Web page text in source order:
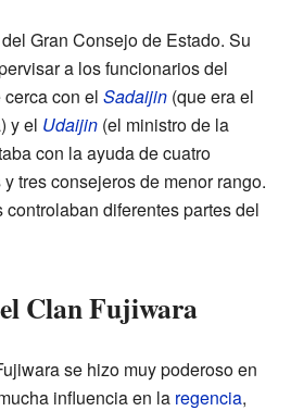
Gran Consejo de Estado. Su
a los funcionarios del
con el Sadaijin (que era el
y el Udaijin (el ministro de la
con la ayuda de cuatro
tres consejeros de menor rango.
diferentes partes del
Clan Fujiwara
se hizo muy poderoso en
influencia en la regencia,